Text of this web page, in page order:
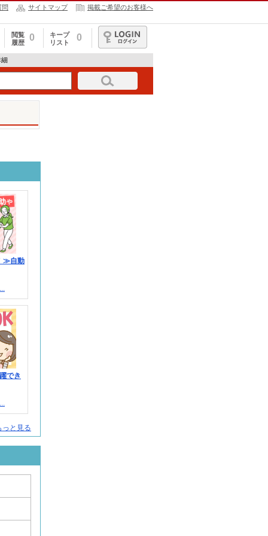
問 サイトマップ 掲載ご希望のお客様へ
閲覧
履歴
0
キープ
リスト
0
ログイン
細
≫自動
でき
と見る